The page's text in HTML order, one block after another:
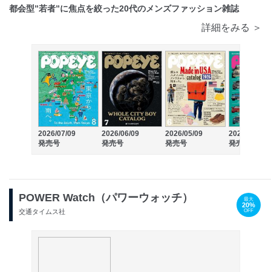
都会型”若者”に焦点を絞った20代のメンズファッション雑誌
詳細をみる ＞
2026/07/09
発売号
2026/06/09
発売号
2026/05/09
発売号
2026/04/09
発売号
POWER Watch（パワーウォッチ）
交通タイムス社
最大
20%
OFF